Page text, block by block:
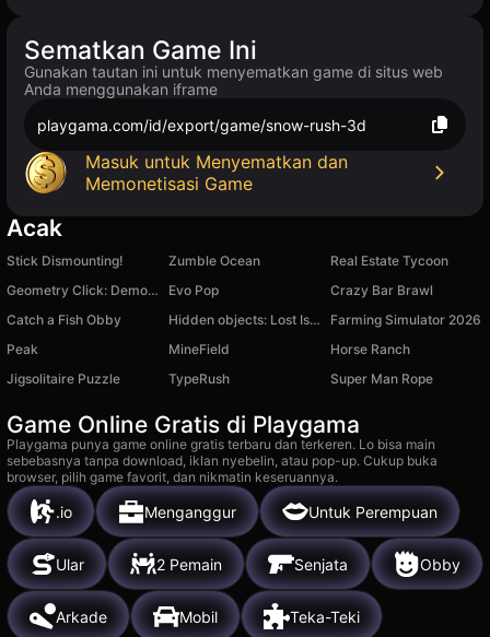
Sematkan Game Ini
Gunakan tautan ini untuk menyematkan game di situs web
Anda menggunakan iframe
playgama.com/id/export/game/snow-rush-3d
Masuk untuk Menyematkan dan
Memonetisasi Game
Acak
Stick Dismounting! Zumble Ocean
Real Estate Tycoon
Geometry Click: Demon Evolution
Evo Pop
Crazy Bar Brawl
Catch a Fish Obby
Hidden objects: Lost Island 2
Farming Simulator 2026
Peak
MineField
Horse Ranch
Jigsolitaire Puzzle
TypeRush Super Man Rope
Game Online Gratis di Playgama
Playgama punya game online gratis terbaru dan terkeren. Lo bisa main
sebebasnya tanpa download, iklan nyebelin, atau pop-up. Cukup buka
browser, pilih game favorit, dan nikmatin keseruannya.
.io Menganggur Untuk Perempuan
Ular 2 Pemain Senjata Obby
Arkade Mobil Teka-Teki